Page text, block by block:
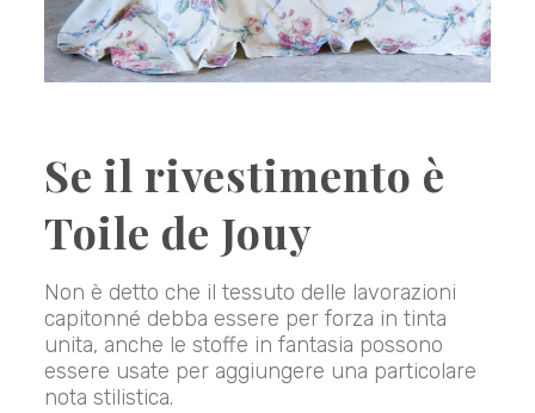
Se il rivestimento è
Toile de Jouy
Non è detto che il tessuto delle lavorazioni
capitonné debba essere per forza in tinta
unita, anche le stoffe in fantasia possono
essere usate per aggiungere una particolare
nota stilistica.